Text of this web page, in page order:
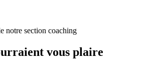
notre section coaching
vous plaire